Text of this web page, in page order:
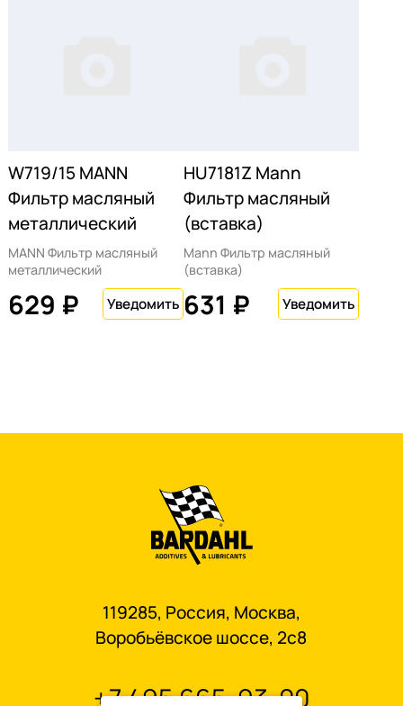
W719/15 MANN
Фильтр масляный
металлический
MANN Фильтр масляный
металлический
629 ₽
HU7181Z Mann
Фильтр масляный
(вставка)
Mann Фильтр масляный
(вставка)
631 ₽
119285, Россия, Москва,
Воробьёвское шоссе, 2с8
+7 495 665-93-00